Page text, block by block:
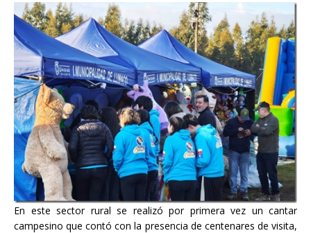
En este sector rural se realizó por primera vez un cantar
campesino que contó con la presencia de centenares de visita,